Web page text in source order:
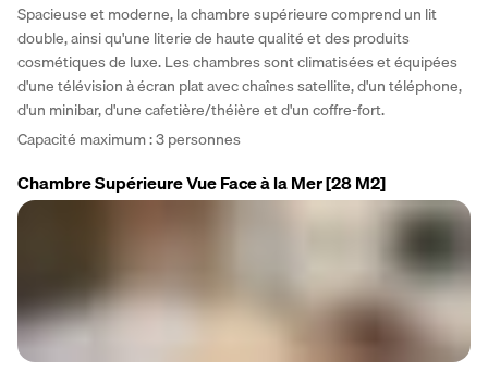
Spacieuse et moderne, la chambre supérieure comprend un lit
double, ainsi qu'une literie de haute qualité et des produits
cosmétiques de luxe. Les chambres sont climatisées et équipées
d'une télévision à écran plat avec chaînes satellite, d'un téléphone,
d'un minibar, d'une cafetière/théière et d'un coffre-fort.
Capacité maximum : 3 personnes
Chambre Supérieure Vue Face à la Mer[28 M2]